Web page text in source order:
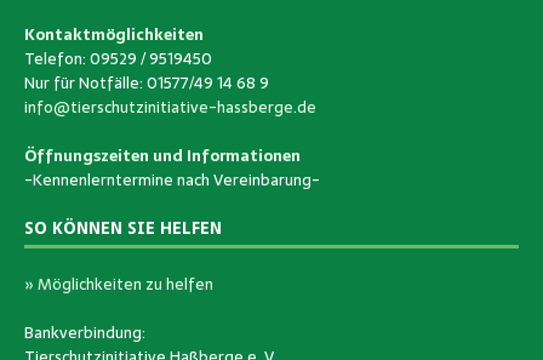
Kontaktmöglichkeiten
Telefon: 09529 / 9519450
Nur für Notfälle: 01577/49 14 68 9
info@tierschutzinitiative-hassberge.de
Öffnungszeiten und Informationen
-Kennenlerntermine nach Vereinbarung-
SO KÖNNEN SIE HELFEN
» Möglichkeiten zu helfen
Bankverbindung: